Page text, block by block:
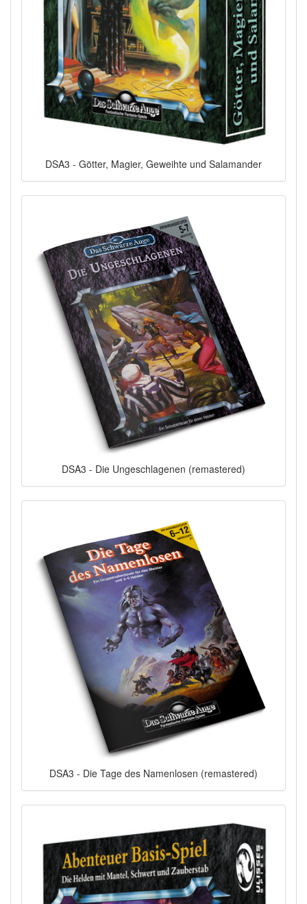
DSA3 - Götter, Magier, Geweihte und Salamander
DSA3 - Die Ungeschlagenen (remastered)
DSA3 - Die Tage des Namenlosen (remastered)